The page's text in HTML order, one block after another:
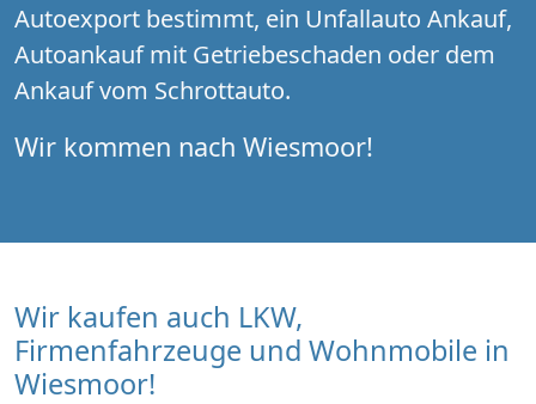
Autoexport bestimmt, ein Unfallauto Ankauf,
Autoankauf mit Getriebeschaden oder dem
Ankauf vom Schrottauto.
Wir kommen nach Wiesmoor!
Wir kaufen auch LKW,
Firmenfahrzeuge und Wohnmobile in
Wiesmoor!